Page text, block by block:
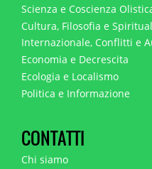
Scienza e Coscienza
Cultura, Filosofia e
Internazionale, Conflitti e
Economia e Decrescita
Ecologia e Localismo
Politica e Informazione
CONTATTI
Chi siamo